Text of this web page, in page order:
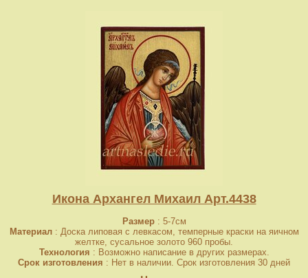
Икона Архангел Михаил Арт.4438
Размер: 5-7см
Материал: Доска липовая с левкасом, темперные краски на яичном
желтке, сусальное золото 960 пробы.
Технология : Возможно написание в других размерах.
Срок изготовления : Нет в наличии. Срок изготовления 30 дней